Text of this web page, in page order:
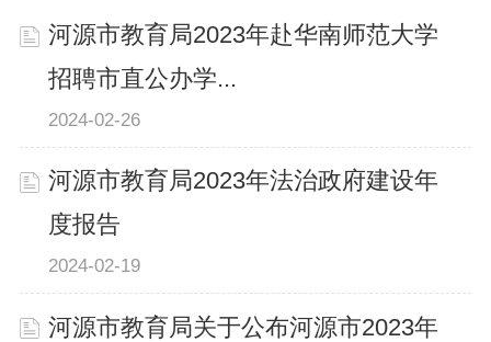
河源市教育局2023年赴华南师范大学
招聘市直公办学...
2024-02-26
河源市教育局2023年法治政府建设年
度报告
2024-02-19
河源市教育局关于公布河源市2023年